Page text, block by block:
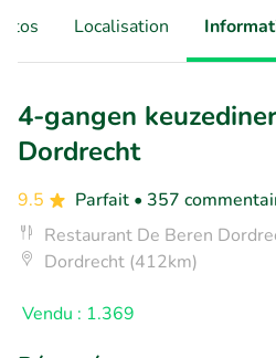
Localisation
4-gangen
Dordrecht
9.5 Parfait • 357
Restaurant De Beren
Dordrecht (412km)
Vendu : 1.369